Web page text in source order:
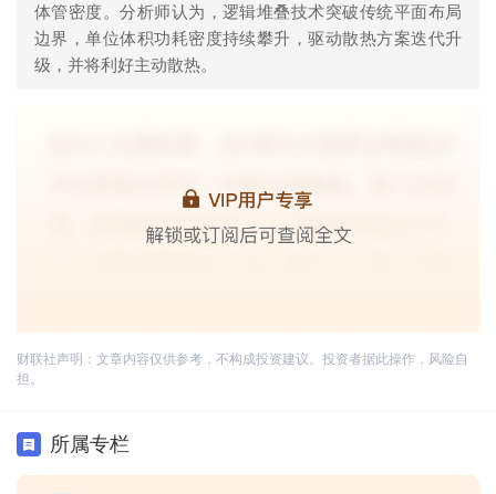
体管密度。分析师认为，逻辑堆叠技术突破传统平面布局
边界，单位体积功耗密度持续攀升，驱动散热方案迭代升
级，并将利好主动散热。
财联社声明：文章内容仅供参考，不构成投资建议。投资者据此操作，风险自
担。
所属专栏